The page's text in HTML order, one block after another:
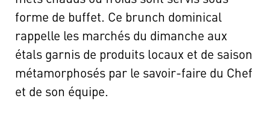
forme de buffet. Ce brunch dominical
rappelle les marchés du dimanche aux
étals garnis de produits locaux et de saison
métamorphosés par le savoir-faire du Chef
et de son équipe.